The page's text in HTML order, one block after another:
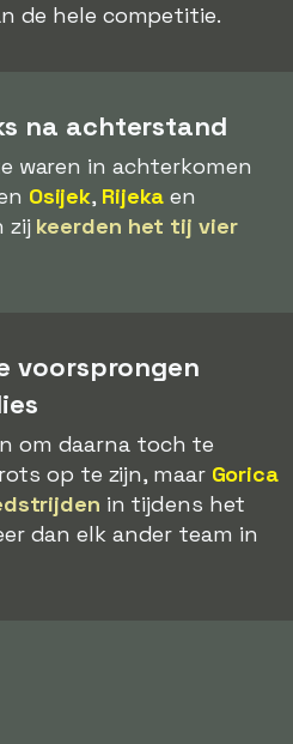
de hele competitie.
na achterstand
waren in achterkomen
Osijek, Rijeka en
zij keerden het tij vier
voorsprongen
om daarna toch te
op te zijn, maar Gorica
in tijdens het
dan elk ander team in